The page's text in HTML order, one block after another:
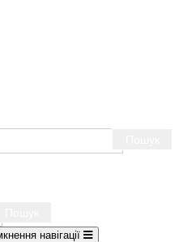
навігації